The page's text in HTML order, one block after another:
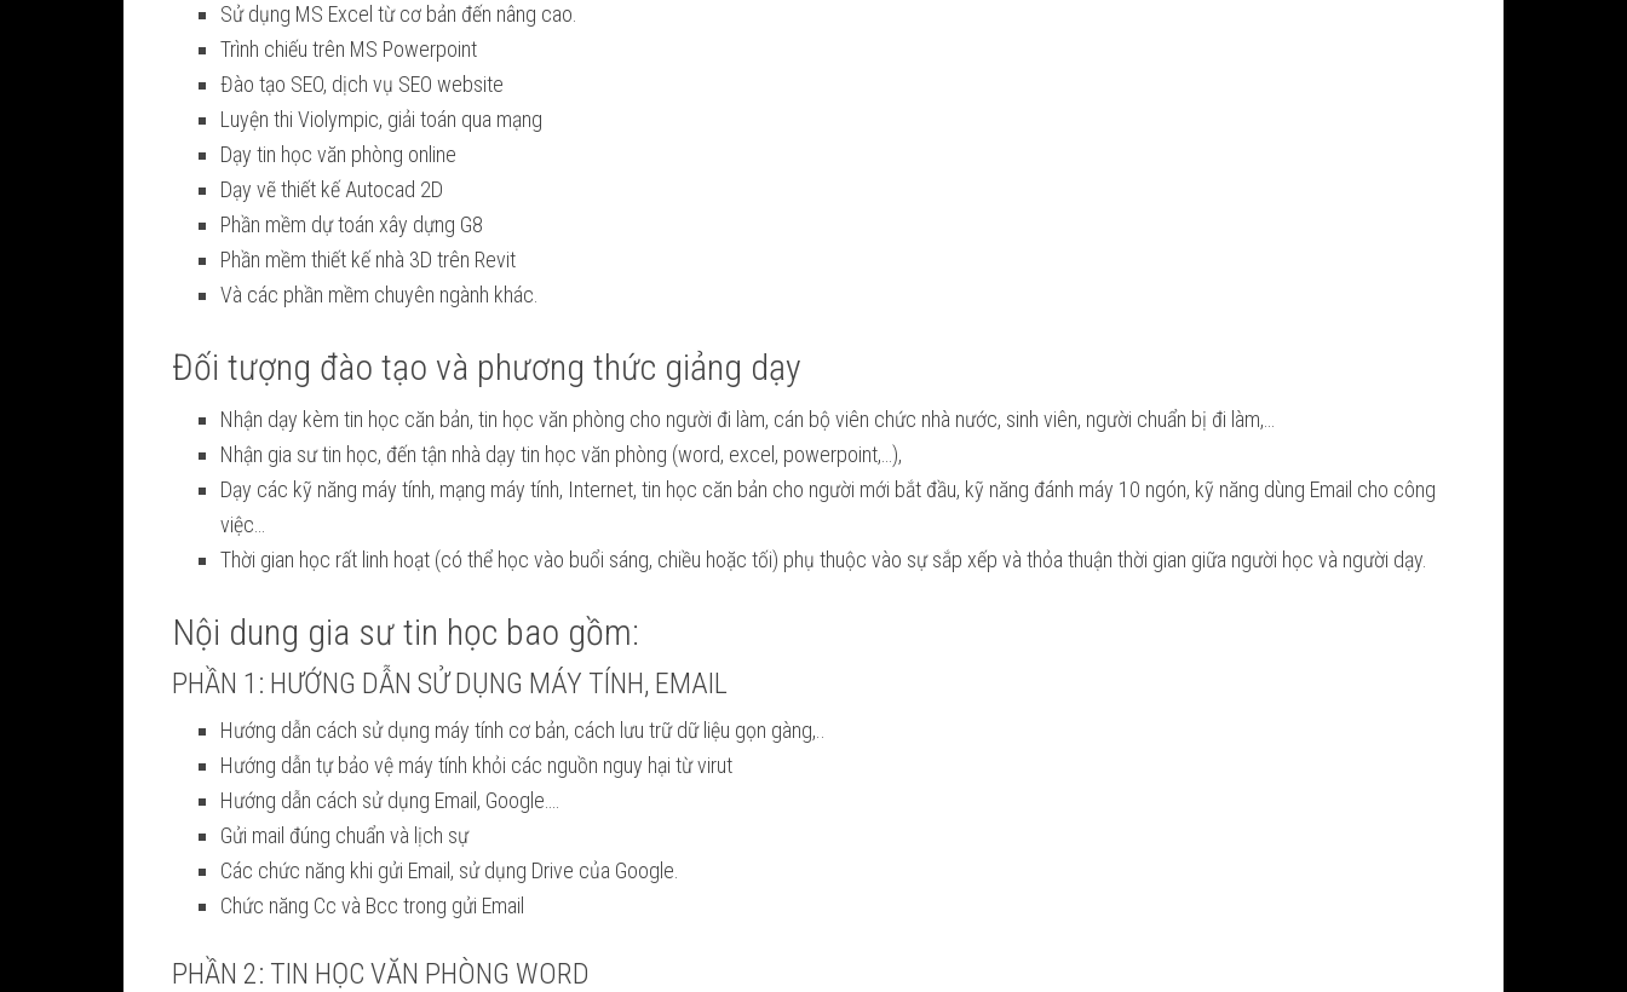
Sử dụng MS Excel từ cơ bản đến nâng cao.
Trình chiếu trên MS Powerpoint
Đào tạo SEO, dịch vụ SEO website
Luyện thi Violympic, giải toán qua mạng
Dạy tin học văn phòng online
Dạy vẽ thiết kế Autocad 2D
Phần mềm dự toán xây dựng G8
Phần mềm thiết kế nhà 3D trên Revit
Và các phần mềm chuyên ngành khác.
Đối tượng đào tạo và phương thức giảng dạy
Nhận dạy kèm tin học căn bản, tin học văn phòng cho người đi làm, cán bộ viên chức nhà nước, sinh viên, người chuẩn bị đi làm,…
Nhận gia sư tin học, đến tận nhà dạy tin học văn phòng (word, excel, powerpoint,…),
Dạy các kỹ năng máy tính, mạng máy tính, Internet, tin học căn bản cho người mới bắt đầu, kỹ năng đánh máy 10 ngón, kỹ năng dùng Email cho công
việc…
Thời gian học rất linh hoạt (có thể học vào buổi sáng, chiều hoặc tối) phụ thuộc vào sự sắp xếp và thỏa thuận thời gian giữa người học và người dạy.
Nội dung gia sư tin học bao gồm:
PHẦN 1: HƯỚNG DẪN SỬ DỤNG MÁY TÍNH, EMAIL
Hướng dẫn cách sử dụng máy tính cơ bản, cách lưu trữ dữ liệu gọn gàng,..
Hướng dẫn tự bảo vệ máy tính khỏi các nguồn nguy hại từ virut
Hướng dẫn cách sử dụng Email, Google….
Gửi mail đúng chuẩn và lịch sự
Các chức năng khi gửi Email, sử dụng Drive của Google.
Chức năng Cc và Bcc trong gửi Email
PHẦN 2: TIN HỌC VĂN PHÒNG WORD